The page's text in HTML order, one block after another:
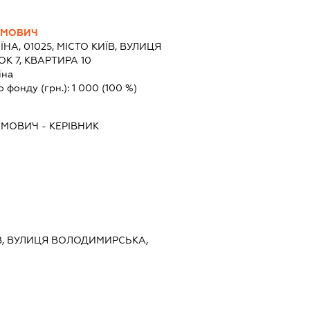
01025, МІСТО КИЇВ, ВУЛИЦЯ
7, КВАРТИРА 10
фонду (грн.): 1 000 (100 %)
- КЕРІВНИК
ВУЛИЦЯ ВОЛОДИМИРСЬКА,